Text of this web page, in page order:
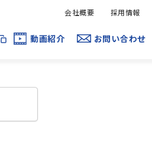
動画紹介 お問い合わせ
会社概要 採用情報